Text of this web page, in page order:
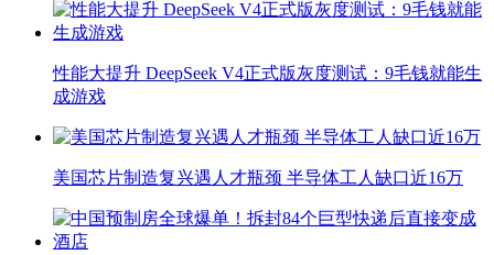
性能大提升 DeepSeek V4正式版灰度测试：9毛钱就能生
成游戏
美国芯片制造复兴遇人才瓶颈 半导体工人缺口近16万